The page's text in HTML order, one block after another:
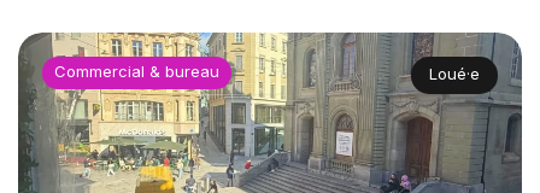
Commercial & bureau Loué·e